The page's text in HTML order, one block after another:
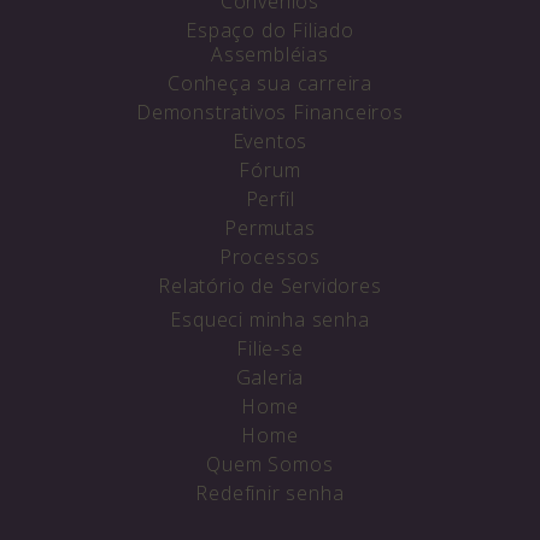
Espaço do Filiado
Assembléias
Conheça sua carreira
Demonstrativos Financeiros
Eventos
Fórum
Perfil
Permutas
Processos
Relatório de Servidores
Esqueci minha senha
Filie-se
Galeria
Home
Home
Quem Somos
Redefinir senha